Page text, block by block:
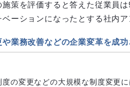
施策を評価すると答えた従業員
ベーションになったとする社内
や業務改善などの企業変革を成
度の変更などの大規模な制度変更